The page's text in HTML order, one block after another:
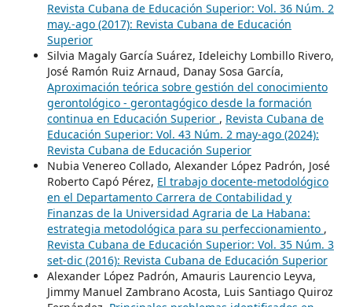
Revista Cubana de Educación Superior: Vol. 36 Núm. 2
may.-ago (2017): Revista Cubana de Educación
Superior
Silvia Magaly García Suárez, Ideleichy Lombillo Rivero,
José Ramón Ruiz Arnaud, Danay Sosa García,
Aproximación teórica sobre gestión del conocimiento
gerontológico - gerontagógico desde la formación
continua en Educación Superior , Revista Cubana de
Educación Superior: Vol. 43 Núm. 2 may-ago (2024):
Revista Cubana de Educación Superior
Nubia Venereo Collado, Alexander López Padrón, José
Roberto Capó Pérez, El trabajo docente-metodológico
en el Departamento Carrera de Contabilidad y
Finanzas de la Universidad Agraria de La Habana:
estrategia metodológica para su perfeccionamiento ,
Revista Cubana de Educación Superior: Vol. 35 Núm. 3
set-dic (2016): Revista Cubana de Educación Superior
Alexander López Padrón, Amauris Laurencio Leyva,
Jimmy Manuel Zambrano Acosta, Luis Santiago Quiroz